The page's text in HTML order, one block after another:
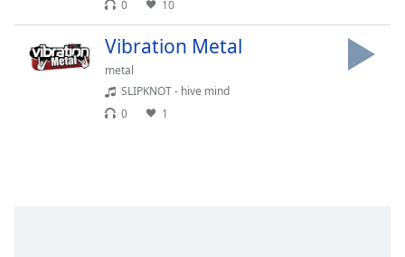
window.
0
10
Vibration Metal
metal
SLIPKNOT - hive mind
0
1